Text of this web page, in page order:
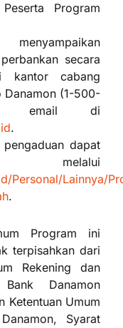
Program
secara
kantor cabang
Danamon (1-500-
email di
.
dapat
Personal/Lainnya/
.
Program ini
terpisahkan dari
Rekening dan
Danamon
Ketentuan Umum
Syarat